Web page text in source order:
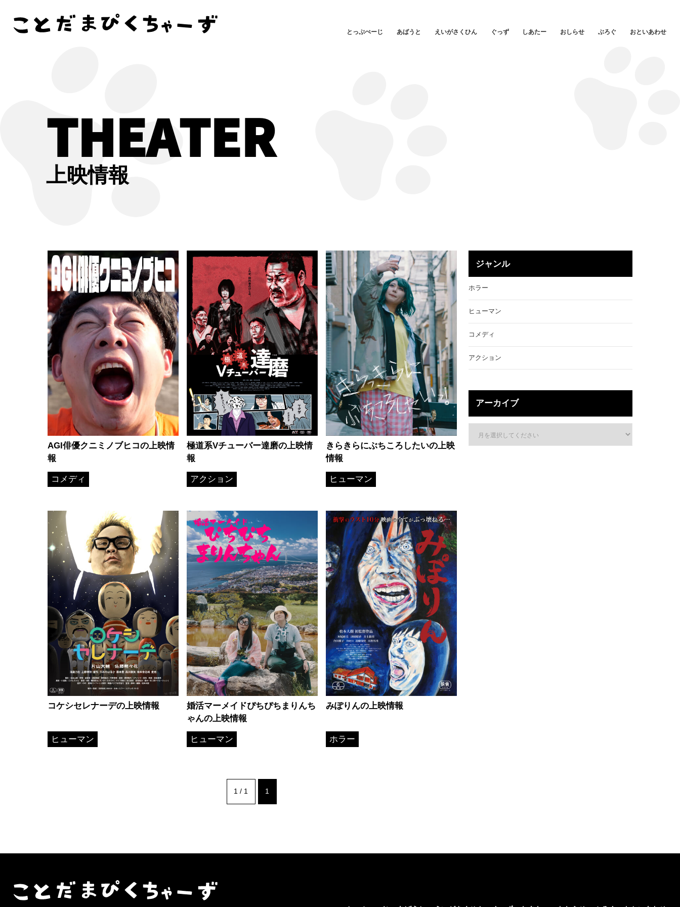
とっぷぺーじ あばうと えいがさくひん ぐっず しあたー おしらせ ぶろぐ おといあわせ
THEATER
上映情報
AGI俳優クニミノブヒコの上映情
報
コメディ
極道系Vチューバー達磨の上映情
報
アクション
きらきらにぶちころしたいの上映
情報
ヒューマン
コケシセレナーデの上映情報
ヒューマン
婚活マーメイドぴちぴちまりんち
ゃんの上映情報
ヒューマン
みぽりんの上映情報
ホラー
1 / 1 1
ジャンル
ホラー
ヒューマン
コメディ
アクション
アーカイブ